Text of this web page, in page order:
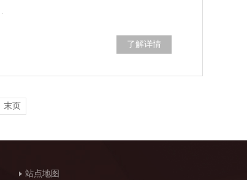
了解详情
末页
站点地图